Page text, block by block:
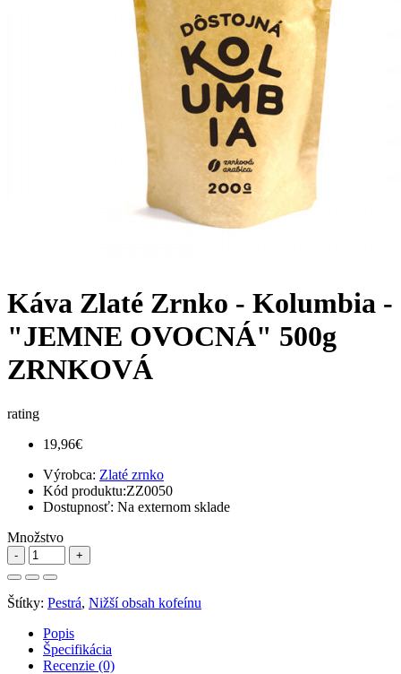
Káva Zlaté Zrnko - Kolumbia -
"JEMNE OVOCNÁ" 500g
ZRNKOVÁ
rating
19,96€
Výrobca: Zlaté zrnko
Kód produktu:ZZ0050
Dostupnosť: Na externom sklade
Množstvo
Štítky: Pestrá, Nižší obsah kofeínu
Popis
Špecifikácia
Recenzie (0)